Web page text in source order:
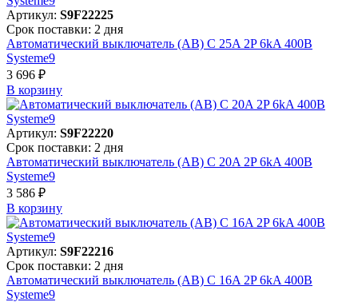
Артикул: S9F22225
Срок поставки: 2 дня
Автоматический выключатель (АВ) C 25A 2P 6kA 400В
Systeme9
3 696 ₽
В корзинy
Артикул: S9F22220
Срок поставки: 2 дня
Автоматический выключатель (АВ) C 20A 2P 6kA 400В
Systeme9
3 586 ₽
В корзинy
Артикул: S9F22216
Срок поставки: 2 дня
Автоматический выключатель (АВ) C 16A 2P 6kA 400В
Systeme9